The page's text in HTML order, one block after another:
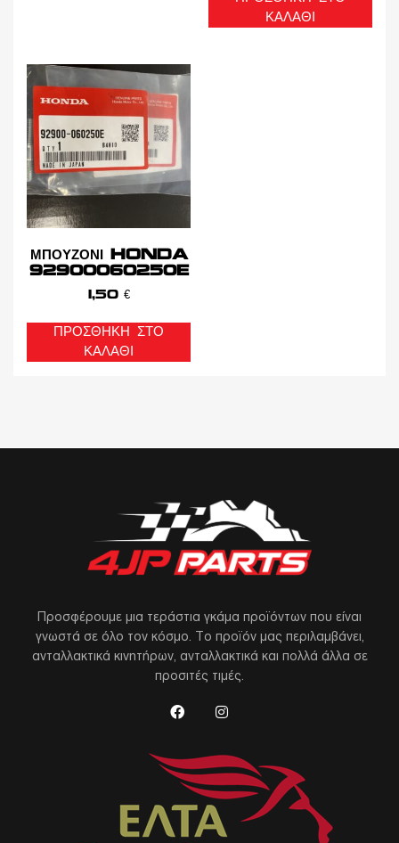
ΚΑΛΆΘΙ
ΜΠΟΥΖΟΝΙ HONDA
92900060250E
1,50 €
ΠΡΟΣΘΉΚΗ ΣΤΟ
ΚΑΛΆΘΙ
Προσφέρουμε μια τεράστια γκάμα προϊόντων που είναι
γνωστά σε όλο τον κόσμο. Το προϊόν μας περιλαμβάνει,
ανταλλακτικά κινητήρων, ανταλλακτικά και πολλά άλλα σε
προσιτές τιμές.